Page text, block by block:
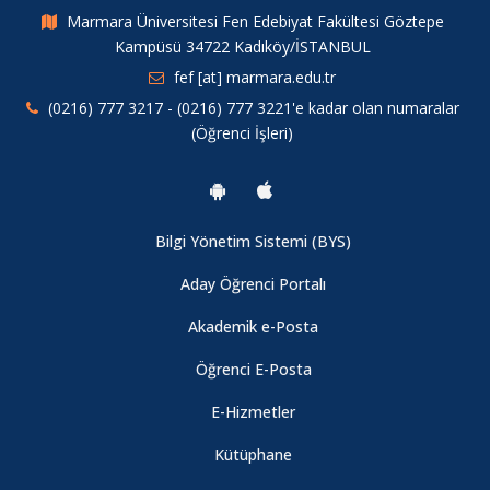
Marmara Üniversitesi 2019 Akademik Yayın ve Proje Ödülleri
2020 Zorunlu Yabancı Dil Hazırlık Sınıflarında Başarısız Olan
Programlarına Yerleştirilme İşlemleri (ÖSYM)
2020-2021 Eğitim-Öğretim Yılı Güz Yarıyılı Ara Sınav Uygulama
Marmara Üniversitesi Fen Edebiyat Fakültesi Göztepe
Kampüsü 34722 Kadıköy/İSTANBUL
fef [at] marmara.edu.tr
(0216) 777 3217 - (0216) 777 3221'e kadar olan numaralar
(Öğrenci İşleri)
Bilgi Yönetim Sistemi (BYS)
Aday Öğrenci Portalı
Akademik e-Posta
Öğrenci E-Posta
E-Hizmetler
Kütüphane